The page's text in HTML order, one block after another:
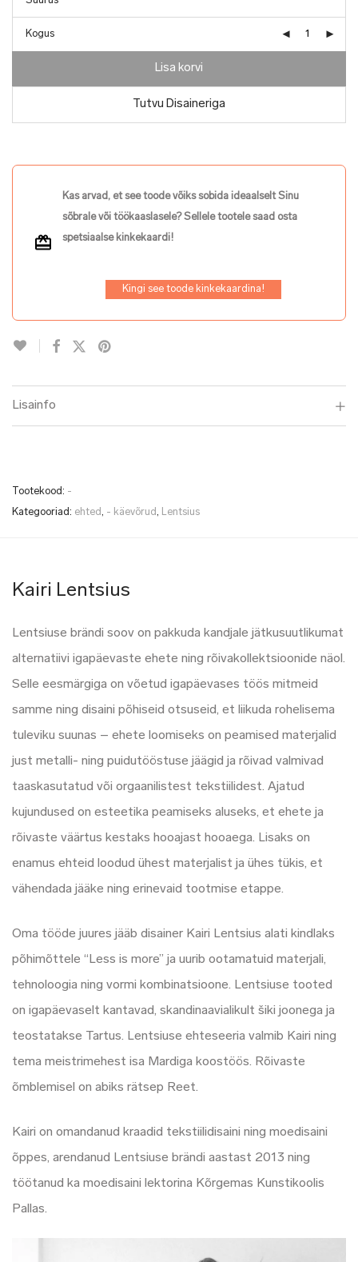
Kogus
Lisa korvi
Tutvu Disaineriga
Kas arvad, et see toode võiks sobida ideaalselt Sinu
sõbrale või töökaaslasele? Sellele tootele saad osta
spetsiaalse kinkekaardi!
Kingi see toode kinkekaardina!
Lisainfo
Tootekood: -
Kategooriad: ehted, - käevõrud, Lentsius
Kairi Lentsius
Lentsiuse brändi soov on pakkuda kandjale jätkusuutlikumat
alternatiivi igapäevaste ehete ning rõivakollektsioonide näol.
Selle eesmärgiga on võetud igapäevases töös mitmeid
samme ning disaini põhiseid otsuseid, et liikuda rohelisema
tuleviku suunas – ehete loomiseks on peamised materjalid
just metalli- ning puidutööstuse jäägid ja rõivad valmivad
taaskasutatud või orgaanilistest tekstiilidest. Ajatud
kujundused on esteetika peamiseks aluseks, et ehete ja
rõivaste väärtus kestaks hooajast hooaega. Lisaks on
enamus ehteid loodud ühest materjalist ja ühes tükis, et
vähendada jääke ning erinevaid tootmise etappe.
Oma tööde juures jääb disainer Kairi Lentsius alati kindlaks
põhimõttele “Less is more” ja uurib ootamatuid materjali,
tehnoloogia ning vormi kombinatsioone. Lentsiuse tooted
on igapäevaselt kantavad, skandinaavialikult šiki joonega ja
teostatakse Tartus. Lentsiuse ehteseeria valmib Kairi ning
tema meistrimehest isa Mardiga koostöös. Rõivaste
õmblemisel on abiks rätsep Reet.
Kairi on omandanud kraadid tekstiilidisaini ning moedisaini
õppes, arendanud Lentsiuse brändi aastast 2013 ning
töötanud ka moedisaini lektorina Kõrgemas Kunstikoolis
Pallas.